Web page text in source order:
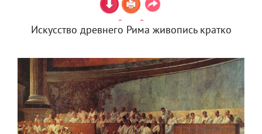
Искусство древнего Рима живопись кратко